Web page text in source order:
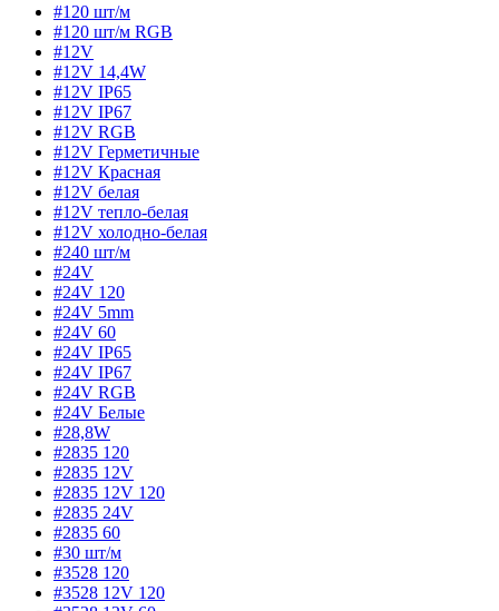
#120 шт/м
#120 шт/м RGB
#12V
#12V 14,4W
#12V IP65
#12V IP67
#12V RGB
#12V Герметичные
#12V Красная
#12V белая
#12V тепло-белая
#12V холодно-белая
#240 шт/м
#24V
#24V 120
#24V 5mm
#24V 60
#24V IP65
#24V IP67
#24V RGB
#24V Белые
#28,8W
#2835 120
#2835 12V
#2835 12V 120
#2835 24V
#2835 60
#30 шт/м
#3528 120
#3528 12V 120